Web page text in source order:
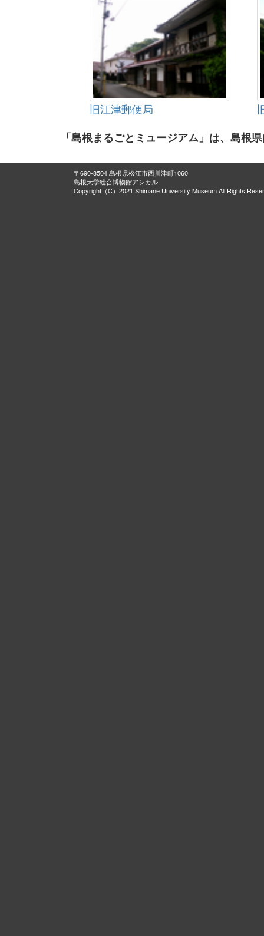
旧江津郵便局
「島根まるごとミュージアム」は、島根
〒690-8504 島根県松江市西川津町1060
島根大学総合博物館アシカル
Copyright（C）2021 Shimane University Museum All Rights